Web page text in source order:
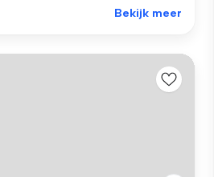
Bekijk meer